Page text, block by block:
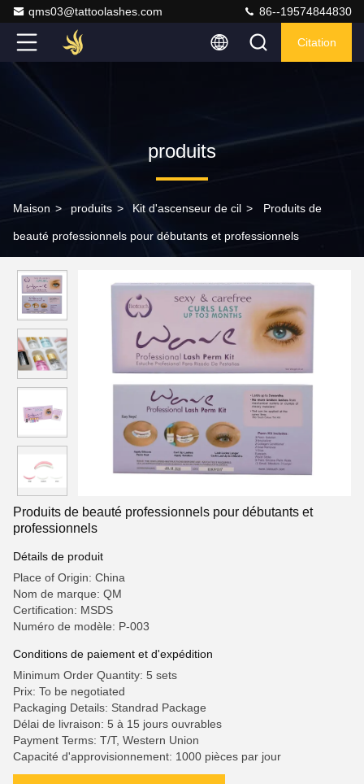
qms03@tattoolashes.com 86--19574844830
Citation
produits
Maison > produits > Kit d'ascenseur de cil > Produits de
beauté professionnels pour débutants et professionnels
Produits de beauté professionnels pour débutants et
professionnels
Détails de produit
Place of Origin: China
Nom de marque: QM
Certification: MSDS
Numéro de modèle: P-003
Conditions de paiement et d'expédition
Minimum Order Quantity: 5 sets
Prix: To be negotiated
Packaging Details: Standrad Package
Délai de livraison: 5 à 15 jours ouvrables
Payment Terms: T/T, Western Union
Capacité d'approvisionnement: 1000 pièces par jour